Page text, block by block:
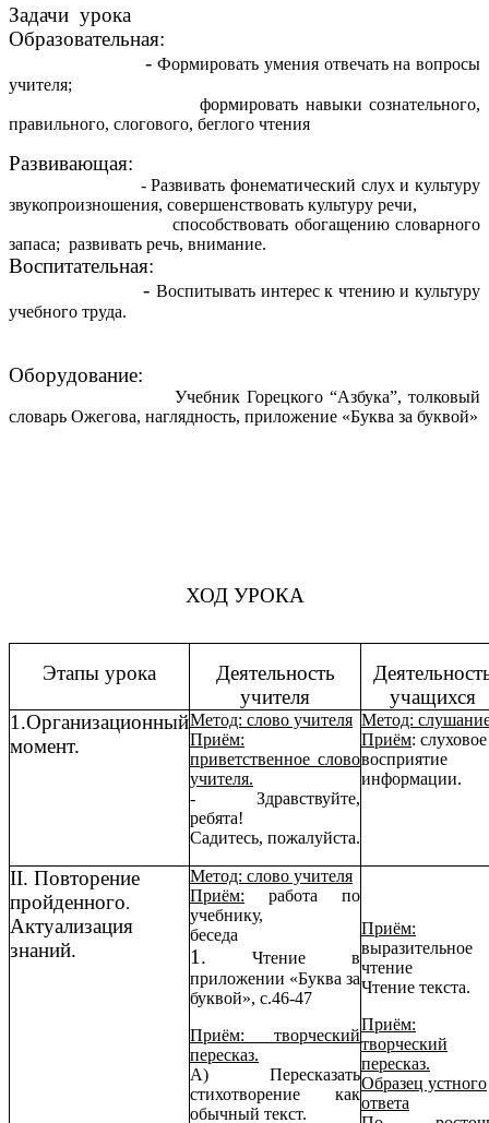
Задачи урока
Образовательная:
-Формировать умения отвечать на вопросы
учителя;
формировать навыки сознательного,
правильного, слогового, беглого чтения
Развивающая:
- Развивать фонематический слух и культуру
звукопроизношения, совершенствовать культуру речи,
способствовать обогащению словарного
запаса; развивать речь, внимание.
Воспитательная:
- Воспитывать интерес к чтению и культуру
учебного труда.
Оборудование:
Учебник Горецкого “Азбука”, толковый
словарь Ожегова, наглядность, приложение «Буква за буквой»
ХОД УРОКА
Этапы урока
Деятельность
учителя
учащихся
1.Организационный
момент.
Метод: слово учителя
Приём:
приветственное слово
учителя.
- Здравствуйте,
ребята!
Садитесь, пожалуйста.
Метод:
Приём: слуховое
восприятие
информации.
II. Повторение
пройденного.
Актуализация
знаний.
Метод: слово учителя
Приём: работа по
учебнику,
беседа
1. Чтение в
приложении «Буква за
буквой», с.46-47
Приём: творческий
пересказ.
А) Пересказать
стихотворение как
обычный текст.
Приём:
выразительное
чтение
Чтение текста.
Приём:
творческий
пересказ.
Образец устного
ответа